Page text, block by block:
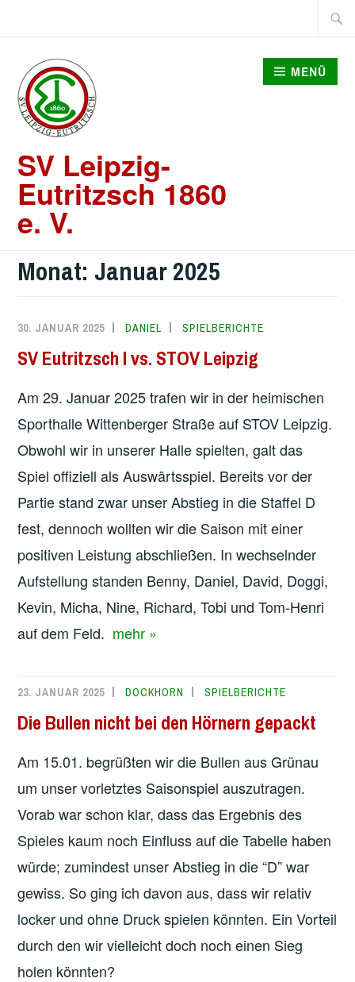
springen
Suche
SV Leipzig-
Eutritzsch 1860
e. V.
MENÜ
Monat: Januar 2025
30. JANUAR 2025 DANIEL SPIELBERICHTE
SV Eutritzsch I vs. STOV Leipzig
Am 29. Januar 2025 trafen wir in der heimischen
Sporthalle Wittenberger Straße auf STOV Leipzig.
Obwohl wir in unserer Halle spielten, galt das
Spiel offiziell als Auswärtsspiel. Bereits vor der
Partie stand zwar unser Abstieg in die Staffel D
fest, dennoch wollten wir die Saison mit einer
positiven Leistung abschließen. In wechselnder
Aufstellung standen Benny, Daniel, David, Doggi,
Kevin, Micha, Nine, Richard, Tobi und Tom-Henri
auf dem Feld. mehr »
23. JANUAR 2025 DOCKHORN SPIELBERICHTE
Die Bullen nicht bei den Hörnern gepackt
Am 15.01. begrüßten wir die Bullen aus Grünau
um unser vorletztes Saisonspiel auszutragen.
Vorab war schon klar, dass das Ergebnis des
Spieles kaum noch Einfluss auf die Tabelle haben
würde; zumindest unser Abstieg in die “D” war
gewiss. So ging ich davon aus, dass wir relativ
locker und ohne Druck spielen könnten. Ein Vorteil
durch den wir vielleicht doch noch einen Sieg
holen könnten?